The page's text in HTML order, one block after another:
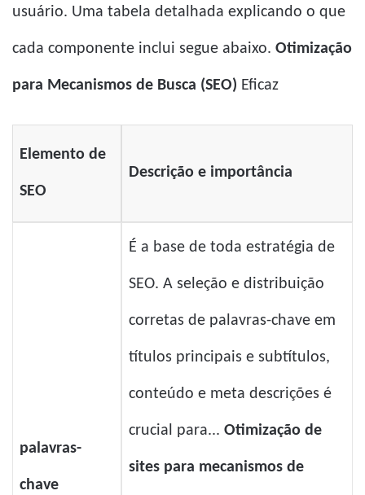
usuário. Uma tabela detalhada explicando o que
cada componente inclui segue abaixo. Otimização
para Mecanismos de Busca (SEO) Eficaz
Elemento de
SEO
Descrição e importância
palavras-
chave
É a base de toda estratégia de
SEO. A seleção e distribuição
corretas de palavras-chave em
títulos principais e subtítulos,
conteúdo e meta descrições é
crucial para... Otimização de
sites para mecanismos de